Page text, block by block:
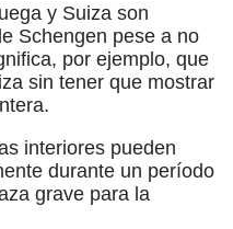
y Suiza son
Schengen pese a no
por ejemplo, que
sin tener que mostrar
interiores pueden
durante un período
grave para la